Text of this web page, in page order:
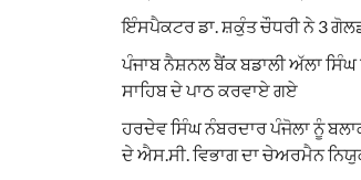
ਇੰਸਪੈਕਟਰ ਡਾ. ਸ਼ਕੁੰਤ ਚੌਧਰੀ ਨੇ 3
ਪੰਜਾਬ ਨੈਸ਼ਨਲ ਬੈਂਕ ਬਡਾਲੀ ਅੱਲਾ ਸਿੰਘ
ਸਾਹਿਬ ਦੇ ਪਾਠ ਕਰਵਾਏ ਗਏ
ਹਰਦੇਵ ਸਿੰਘ ਨੰਬਰਦਾਰ ਪੰਜੋਲਾ ਨੂੰ
ਦੇ ਐਸ.ਸੀ. ਵਿਭਾਗ ਦਾ ਚੇਅਰਮੈਨ